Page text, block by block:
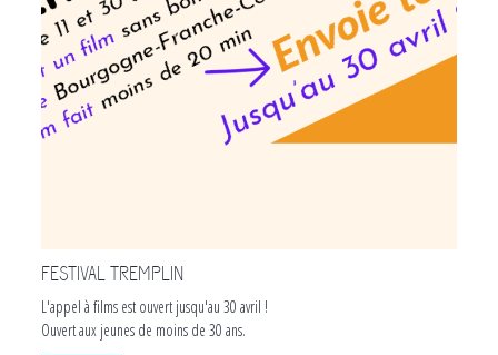
FESTIVAL TREMPLIN
L'appel à films est ouvert jusqu'au 30 avril !
Ouvert aux jeunes de moins de 30 ans.